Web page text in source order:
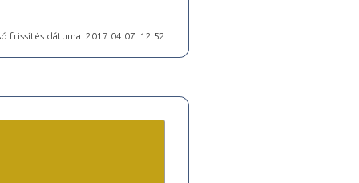
frissítés dátuma: 2017.04.07. 12:52